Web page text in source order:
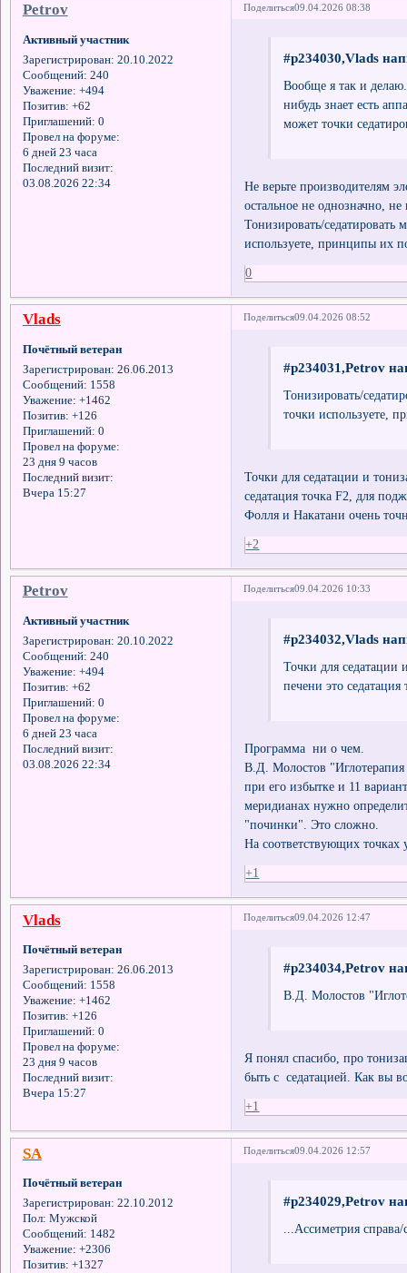
Поделиться09.04.2026 08:38
Petrov
Активный участник
Зарегистрирован: 20.10.2022
Сообщений: 240
Уважение: +494
Позитив: +62
Приглашений: 0
Провел на форуме:
6 дней 23 часа
Последний визит:
03.08.2026 22:34
#p234030,Vlads
Вообще я так и
нибудь знает есть
может точки
Не верьте производителям
остальное не однозначно, не
Тонизировать/
используете, принципы их
0
Поделиться09.04.2026 08:52
Vlads
Почётный ветеран
Зарегистрирован: 26.06.2013
Сообщений: 1558
Уважение: +1462
Позитив: +126
Приглашений: 0
Провел на форуме:
23 дня 9 часов
Последний визит:
Вчера 15:27
#p234031,Petrov
Тонизировать/
точки используете,
Точки для седатации и
седатация точка F2, для
Фолля и Накатани очень
+2
Поделиться09.04.2026 10:33
Petrov
Активный участник
Зарегистрирован: 20.10.2022
Сообщений: 240
Уважение: +494
Позитив: +62
Приглашений: 0
Провел на форуме:
6 дней 23 часа
Последний визит:
03.08.2026 22:34
#p234032,Vlads
Точки для седатации
печени это
Программа ни о чем.
В.Д. Молостов "Иглотерапия
при его избытке и 11
меридианах нужно
"починки". Это сложно.
На соответствующих точках
+1
Поделиться09.04.2026 12:47
Vlads
Почётный ветеран
Зарегистрирован: 26.06.2013
Сообщений: 1558
Уважение: +1462
Позитив: +126
Приглашений: 0
Провел на форуме:
23 дня 9 часов
Последний визит:
Вчера 15:27
#p234034,Petrov
В.Д. Молостов
Я понял спасибо, про
быть с седатацией. Как вы
+1
Поделиться09.04.2026 12:57
SA
Почётный ветеран
Зарегистрирован: 22.10.2012
Пол: Мужской
Сообщений: 1482
Уважение: +2306
Позитив: +1327
#p234029,Petrov
...Ассиметрия